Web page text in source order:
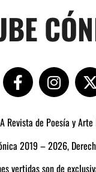
Revista de Poesía y
2019 – 2026,
vertidas son de